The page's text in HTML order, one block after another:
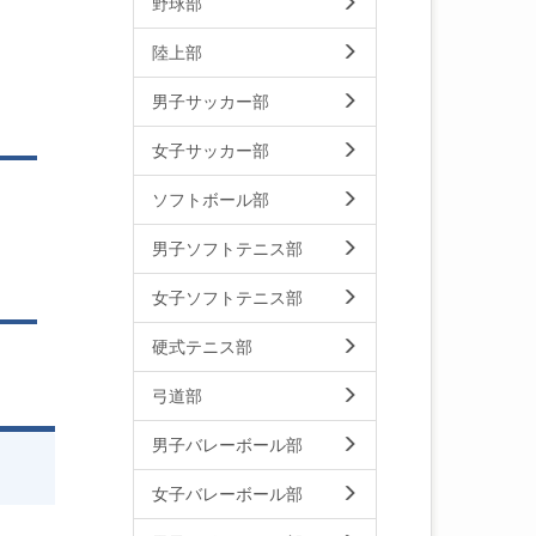
陸上部
男子サッカー部
女子サッカー部
ソフトボール部
男子ソフトテニス部
女子ソフトテニス部
硬式テニス部
弓道部
男子バレーボール部
女子バレーボール部